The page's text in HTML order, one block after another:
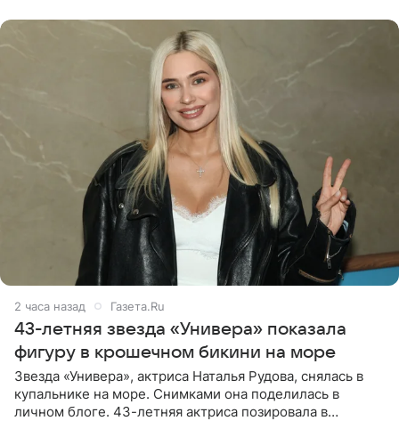
2 часа назад Газета.Ru
43-летняя звезда «Универа» показала
фигуру в крошечном бикини на море
Звезда «Универа», актриса Наталья Рудова, снялась в
купальнике на море. Снимками она поделилась в
личном блоге. 43-летняя актриса позировала в